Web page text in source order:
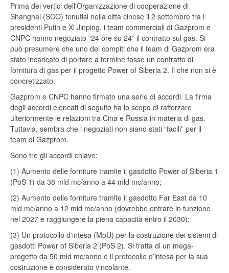
Prima dei vertici dell'Organizzazione di cooperazione di
Shanghai (SCO) tenutisi nella città cinese il 2 settembre tra i
presidenti Putin e Xi Jinping, i team commerciali di Gazprom e
CNPC hanno negoziato “24 ore su 24” il contratto sul gas. Si
può presumere che uno dei compiti che il team di Gazprom era
stato incaricato di portare a termine fosse un contratto di
fornitura di gas per il progetto Power of Siberia 2. Il che non si è
concretizzato.
Gazprom e CNPC hanno firmato una serie di accordi. La firma
degli accordi elencati di seguito ha lo scopo di rafforzare
ulteriormente le relazioni tra Cina e Russia in materia di gas.
Tuttavia, sembra che i negoziati non siano stati “facili” per il
team di Gazprom.
Sono tre gli accordi chiave:
(1) Aumento delle forniture tramite il gasdotto Power of Siberia 1
(PoS 1) da 38 mld mc/anno a 44 mld mc/anno;
(2) Aumento delle forniture tramite il gasdotto Far East da 10
mld mc/anno a 12 mld mc/anno (dovrebbe entrare in funzione
nel 2027 e raggiungere la piena capacità entro il 2030);
(3) Un protocollo d'intesa (MoU) per la costruzione dei sistemi di
gasdotti Power of Siberia 2 (PoS 2). Si tratta di un mega-
progetto da 50 mld mc/anno e il protocollo d’intesa per la sua
costruzione è considerato vincolante.